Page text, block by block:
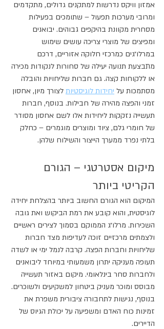
אמזון וויקס נדרשות למתקנים גדולים, מתקדמים
ומרובי מערכות תפעול – שתומכים בפעילות
מסחרית מקוונת בהיקפים גבוהים. יבואנים
ומפיצים של מוצרי צריכה עושים שימוש
במרלו״גים כמרכזי חלוקה אזוריים, דרכם
מתבצעת תנועה יעילה של סחורות לנקודות מכירה
או ללקוחות קצה. גם חברות שליחויות והובלה
מסתמכות על יחידות לוגיסטיות לצורך מיון, אחסון
זמני והפצה מהירה של חבילות. בנוסף, חברות
תעשייה נזקקות ליחידות אלו לשם אחסון מסודר
של חומרי גלם, ציוד ומוצרים מוגמרים – כחלק
בלתי נפרד ממערך הייצור והשילוח שלהן.
מיקום אסטרטגי – הגורם
הקריטי ביותר
המיקום הוא הגורם החשוב ביותר בהצלחת יחידה
לוגיסטית, והוא קובע את רמת הביקוש ואת גובה
השכירות. מרלו״ג הממוקם בסמוך לצירים ראשיים
ולצמתים מרכזיים זוכה לעדיפות מצד חברות
שליחויות וחברות הפצה. קרבה לנמל ימי או לשדה
תעופה מעניקה יתרון משמעותי במיוחד ליבואנים
ולחברות סחר בינלאומי. מיקום באזור תעשייה
מבוסס ומוכר מעניק ביטחון למשקיעים ולשוכרים.
בנוסף, נגישות לתחבורה ציבורית משפרת את
זמינות כוח האדם ומשפיעה על יכולת הגיוס של
הדיירים.